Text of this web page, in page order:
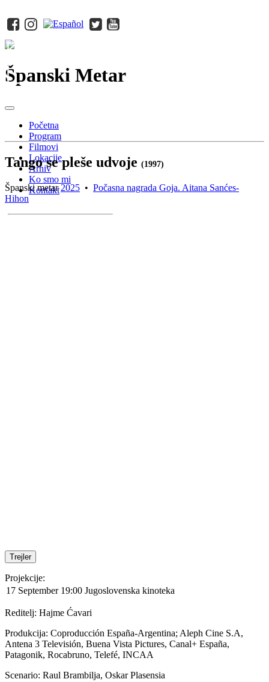
Španski Metar
Početna
Program
Filmovi
Lokacije
Arhiv
Ko smo mi
Kontakt
Tango se pleše udvoje (1997)
Španski metar2025 • Počasna nagrada Goja. Aitana Sanćes-
Hihon
Trejler
Projekcije:
17 September 19:00 Jugoslovenska kinoteka
Reditelj: Hajme Ćavari
Produkcija: Coproducción España-Argentina; Aleph Cine S.A,
Antena 3 Televisión, Buena Vista Pictures, Canal+ España,
Patagonik, Rocabruno, Telefé, INCAA
Scenario: Raul Brambilja, Oskar Plasensia